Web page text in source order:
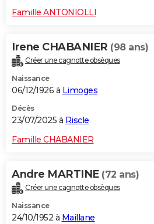
Famille ANTONIOLLI
Irene CHABANIER (98 ans)
Créer une cagnotte obsèques
Naissance
06/12/1926 à Limoges
Décès
23/07/2025 à Riscle
Famille CHABANIER
Andre MARTINE (72 ans)
Créer une cagnotte obsèques
Naissance
24/10/1952 à Maillane